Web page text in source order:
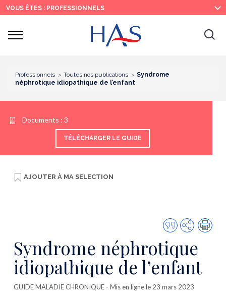
Recherche
Menu
principal
Contenu
principal
VOUS ÊTES : PROFESSIONNELS
Ouvrir
Professionnels Toutes nos publications
Syndrome
néphrotique idiopathique de l’enfant
Documents : 3
TÉLÉCHARGER LE GUIDE
AJOUTER À MA SELECTION
Citer
cette
publication
Partager
Syndrome néphrotique
idiopathique de l’enfant
GUIDE MALADIE CHRONIQUE - Mis en ligne le 23 mars 2023